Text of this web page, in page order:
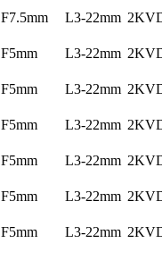
F7.5mm L3-22mm
F5mm L3-22mm
F5mm L3-22mm
F5mm L3-22mm
F5mm L3-22mm
F5mm L3-22mm
F5mm L3-22mm